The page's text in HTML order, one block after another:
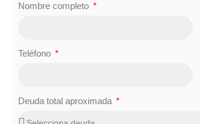
Nombre completo
Teléfono
Deuda total aproximada